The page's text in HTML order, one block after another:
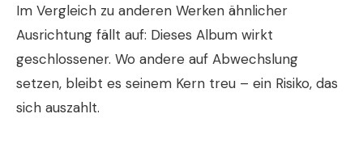
Im Vergleich zu anderen Werken ähnlicher
Ausrichtung fällt auf: Dieses Album wirkt
geschlossener. Wo andere auf Abwechslung
setzen, bleibt es seinem Kern treu – ein Risiko, das
sich auszahlt.